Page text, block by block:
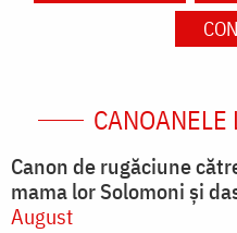
Canon de rugăciune
mama lor Solomoni şi
August